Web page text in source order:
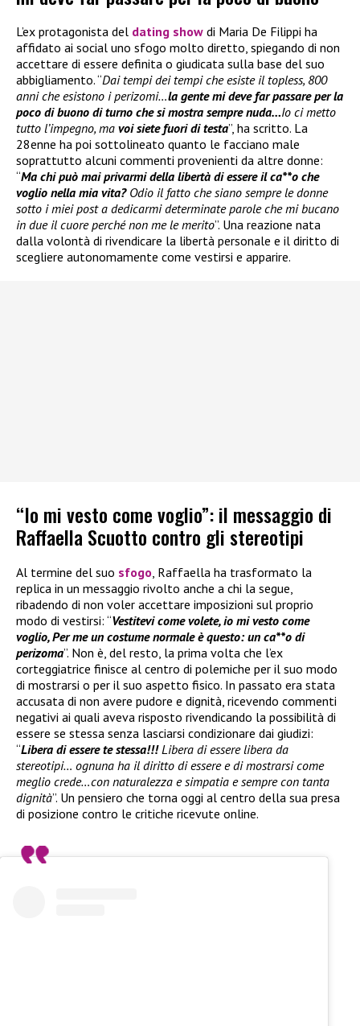
L’ex protagonista del dating show di Maria De Filippi ha
affidato ai social uno sfogo molto diretto, spiegando di non
accettare di essere definita o giudicata sulla base del suo
abbigliamento. “Dai tempi dei tempi che esiste il topless, 800
anni che esistono i perizomi…la gente mi deve far passare per la
poco di buono di turno che si mostra sempre nuda…Io ci metto
tutto l’impegno, ma voi siete fuori di testa”, ha scritto. La
28enne ha poi sottolineato quanto le facciano male
soprattutto alcuni commenti provenienti da altre donne:
“Ma chi può mai privarmi della libertà di essere il ca**o che
voglio nella mia vita? Odio il fatto che siano sempre le donne
sotto i miei post a dedicarmi determinate parole che mi bucano
in due il cuore perché non me le merito”. Una reazione nata
dalla volontà di rivendicare la libertà personale e il diritto di
scegliere autonomamente come vestirsi e apparire.
“Io mi vesto come voglio”: il messaggio di
Raffaella Scuotto contro gli stereotipi
Al termine del suo sfogo, Raffaella ha trasformato la
replica in un messaggio rivolto anche a chi la segue,
ribadendo di non voler accettare imposizioni sul proprio
modo di vestirsi: “Vestitevi come volete, io mi vesto come
voglio, Per me un costume normale è questo: un ca**o di
perizoma”. Non è, del resto, la prima volta che l’ex
corteggiatrice finisce al centro di polemiche per il suo modo
di mostrarsi o per il suo aspetto fisico. In passato era stata
accusata di non avere pudore e dignità, ricevendo commenti
negativi ai quali aveva risposto rivendicando la possibilità di
essere se stessa senza lasciarsi condizionare dai giudizi:
“Libera di essere te stessa!!!Libera di essere libera da
stereotipi… ognuna ha il diritto di essere e di mostrarsi come
meglio crede…con naturalezza e simpatia e sempre con tanta
dignità”. Un pensiero che torna oggi al centro della sua presa
di posizione contro le critiche ricevute online.